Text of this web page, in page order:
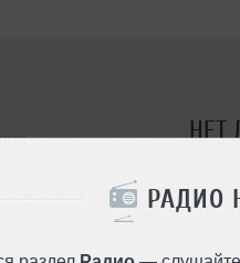
РАДИО
НЕТ